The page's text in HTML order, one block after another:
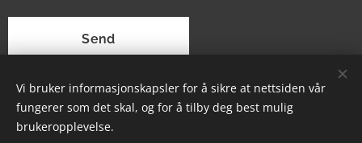
Send
Vi bruker informasjonskapsler for å sikre at nettsiden vår
fungerer som det skal, og for å tilby deg best mulig
brukeropplevelse.